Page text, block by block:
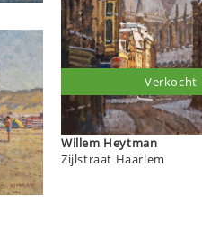
Willem Heytman
Zijlstraat Haarlem
Verkocht